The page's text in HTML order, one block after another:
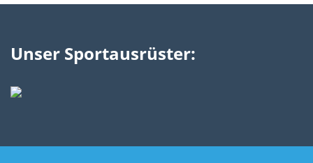
Unser Sportausrüster: